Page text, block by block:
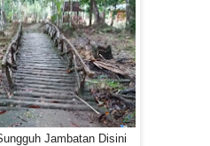
Jambatan Disini